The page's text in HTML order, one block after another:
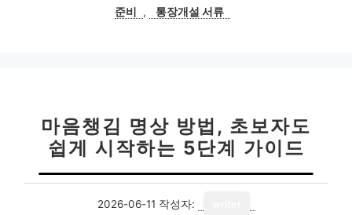
준비
, 통장개설 서류
마음챙김 명상 방법, 초보자도
쉽게 시작하는 5단계 가이드
2026-06-11 작성자: